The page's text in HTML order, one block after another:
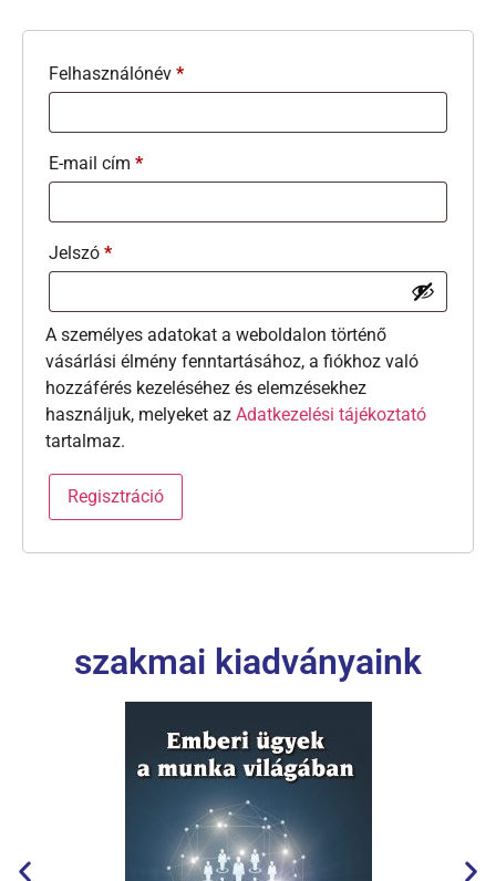
Felhasználónév *
E-mail cím *
Jelszó *
A személyes adatokat a weboldalon történő
vásárlási élmény fenntartásához, a fiókhoz való
hozzáférés kezeléséhez és elemzésekhez
használjuk, melyeket az Adatkezelési tájékoztató
tartalmaz.
Regisztráció
szakmai kiadványaink